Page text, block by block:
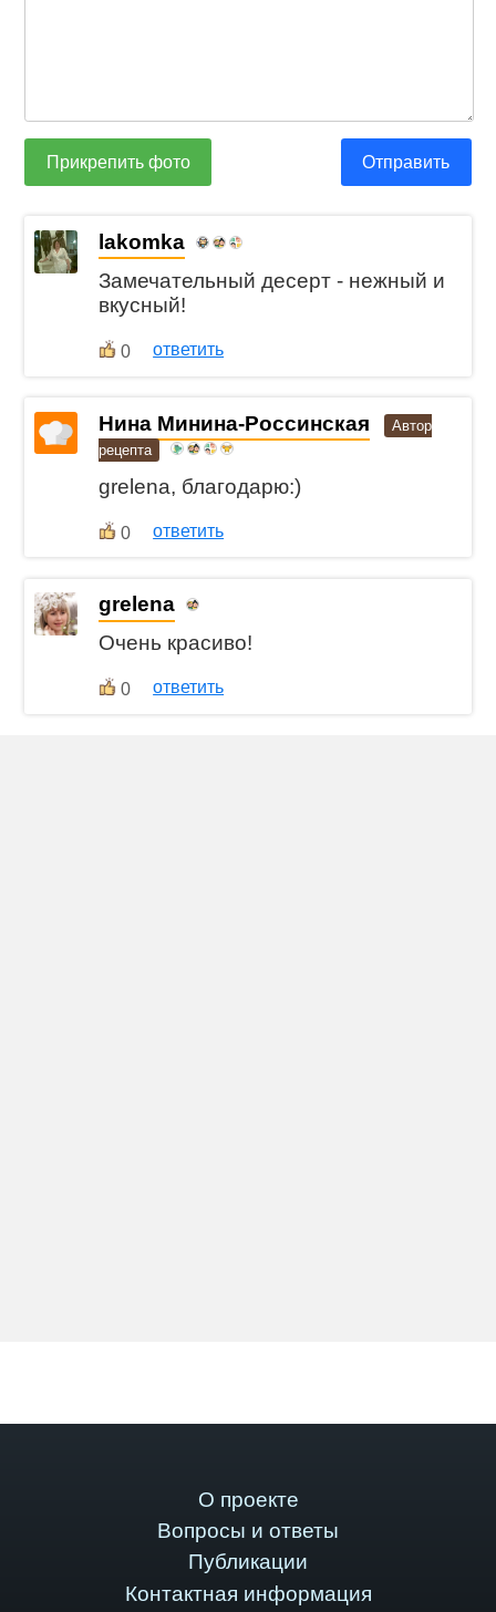
Прикрепить фото Отправить
lakomka
Замечательный десерт - нежный и
вкусный!
0 ответить
Нина Минина-Россинская
Автор
рецепта
grelena, благодарю:)
0 ответить
grelena
Очень красиво!
0 ответить
О проекте
Вопросы и ответы
Публикации
Контактная информация